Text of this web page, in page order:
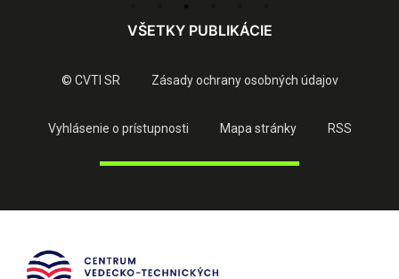
VŠETKY PUBLIKÁCIE
© CVTI SR Zásady ochrany osobných údajov
Vyhlásenie o prístupnosti Mapa stránky RSS